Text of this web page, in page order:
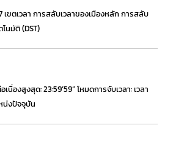
เขตเวลา การสลับเวลาของเมืองหลัก การสลับ
นมัติ (DST)
เนื่องสูงสุด: 23:59’59” โหมดการจับเวลา: เวลา
น่งปัจจุบัน